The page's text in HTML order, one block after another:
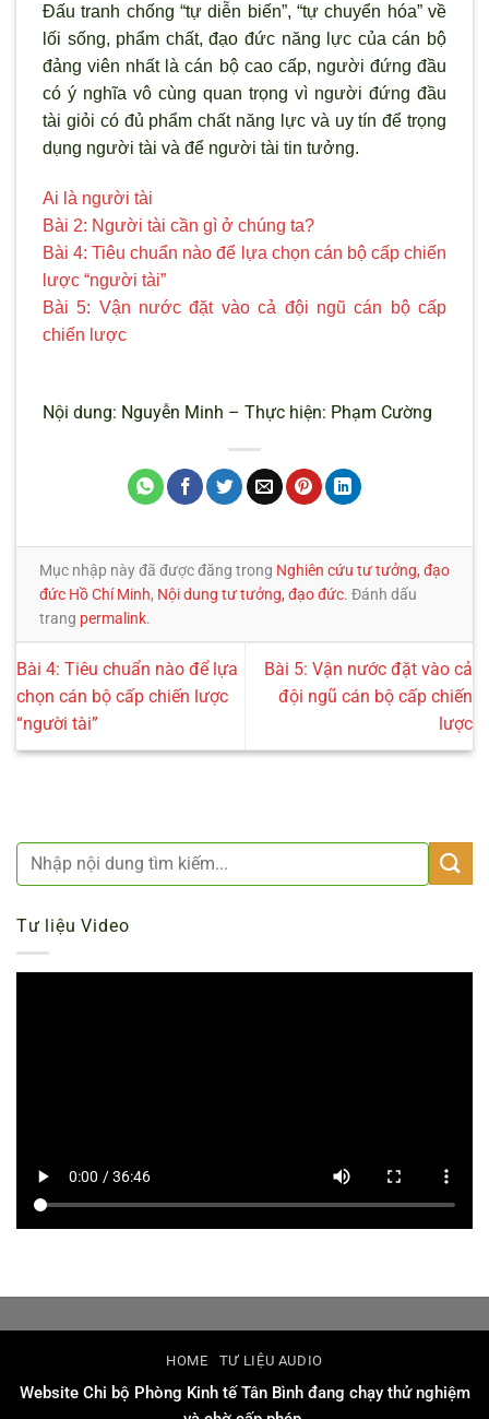
Đấu tranh chống “tự diễn biến”, “tự chuyển hóa” về
lối sống, phẩm chất, đạo đức năng lực của cán bộ
đảng viên nhất là cán bộ cao cấp, người đứng đầu
có ý nghĩa vô cùng quan trọng vì người đứng đầu
tài giỏi có đủ phẩm chất năng lực và uy tín để trọng
dụng người tài và để người tài tin tưởng.
Ai là người tài
Bài 2: Người tài cần gì ở chúng ta?
Bài 4: Tiêu chuẩn nào để lựa chọn cán bộ cấp chiến
lược “người tài”
Bài 5: Vận nước đặt vào cả đội ngũ cán bộ cấp
chiến lược
Nội dung: Nguyễn Minh – Thực hiện: Phạm Cường
Mục nhập này đã được đăng trong Nghiên cứu tư tưởng, đạo
đức Hồ Chí Minh, Nội dung tư tưởng, đạo đức. Đánh dấu
trang permalink.
Bài 4: Tiêu chuẩn nào để lựa
chọn cán bộ cấp chiến lược
“người tài”
Bài 5: Vận nước đặt vào cả
đội ngũ cán bộ cấp chiến
lược
Tư liệu Video
HOME TƯ LIỆU AUDIO
Website Chi bộ Phòng Kinh tế Tân Bình đang chạy thử nghiệm